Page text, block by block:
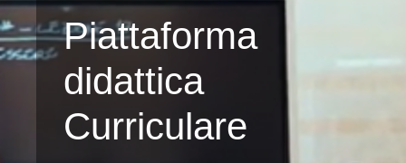
Piattaforma
didattica
Curriculare